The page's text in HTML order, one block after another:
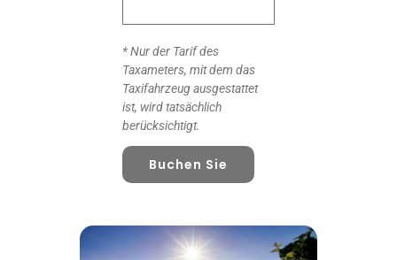
* Nur der Tarif des
Taxameters, mit dem das
Taxifahrzeug ausgestattet
ist, wird tatsächlich
berücksichtigt.
Buchen Sie